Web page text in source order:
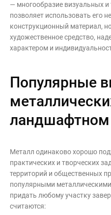
— многообразие визуальных
позволяет использовать его
конструкционный материал,
художественное средство,
характером и
Популярные
ландшафтном
Металл одинаково хорошо
практических и творческих
территорий и общественных
популярными
придать любому участку
считаются: